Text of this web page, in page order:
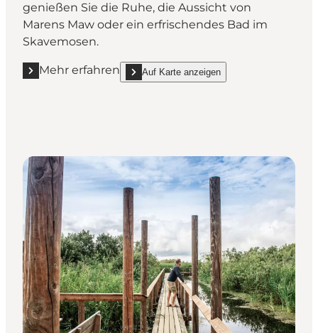
genießen Sie die Ruhe, die Aussicht von
Marens Maw oder ein erfrischendes Bad im
Skavemosen.
Mehr erfahren
Mehr erfahren "Husby Klitplantage - Wilde
Auf Karte anzeigen
show Husby Klitplantage - Wilde Küstennatur